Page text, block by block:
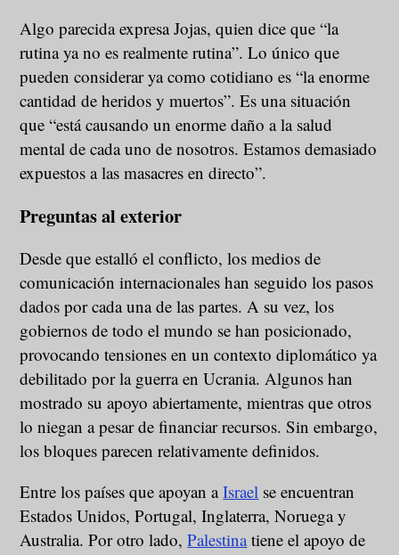
Algo parecida expresa Jojas, quien dice que “la
rutina ya no es realmente rutina”. Lo único que
pueden considerar ya como cotidiano es “la enorme
cantidad de heridos y muertos”. Es una situación
que “está causando un enorme daño a la salud
mental de cada uno de nosotros. Estamos demasiado
expuestos a las masacres en directo”.
Preguntas al exterior
Desde que estalló el conflicto, los medios de
comunicación internacionales han seguido los pasos
dados por cada una de las partes. A su vez, los
gobiernos de todo el mundo se han posicionado,
provocando tensiones en un contexto diplomático ya
debilitado por la guerra en Ucrania. Algunos han
mostrado su apoyo abiertamente, mientras que otros
lo niegan a pesar de financiar recursos. Sin embargo,
los bloques parecen relativamente definidos.
Entre los países que apoyan aIsrael se encuentran
Estados Unidos, Portugal, Inglaterra, Noruega y
Australia. Por otro lado,Palestinatiene el apoyo de